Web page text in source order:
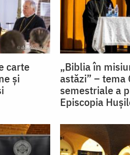
carte
și
„Biblia în
astăzi” – tema
semestriale a
Episcopia